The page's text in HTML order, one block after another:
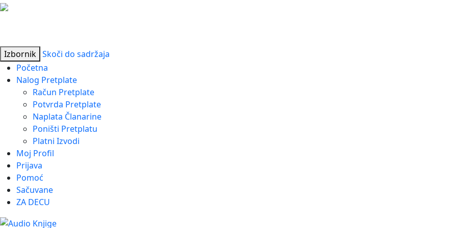
Izbornik Skoči do sadržaja
Početna
Nalog Pretplate
Račun Pretplate
Potvrda Pretplate
Naplata Članarine
Poništi Pretplatu
Platni Izvodi
Moj Profil
Prijava
Pomoć
Sačuvane
ZA DECU